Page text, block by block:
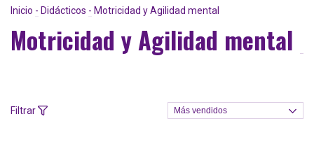
Inicio - Didácticos - Motricidad y Agilidad mental
Motricidad y Agilidad mental
Filtrar